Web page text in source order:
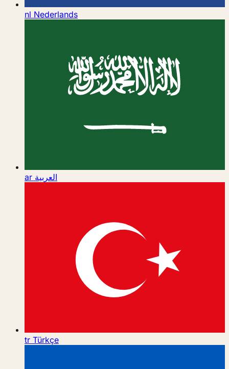
nl Nederlands
ar العربية
tr Türkçe